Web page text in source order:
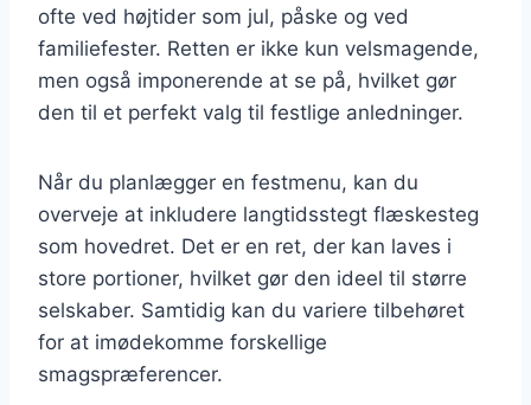
ofte ved højtider som jul, påske og ved
familiefester. Retten er ikke kun velsmagende,
men også imponerende at se på, hvilket gør
den til et perfekt valg til festlige anledninger.
Når du planlægger en festmenu, kan du
overveje at inkludere langtidsstegt flæskesteg
som hovedret. Det er en ret, der kan laves i
store portioner, hvilket gør den ideel til større
selskaber. Samtidig kan du variere tilbehøret
for at imødekomme forskellige
smagspræferencer.